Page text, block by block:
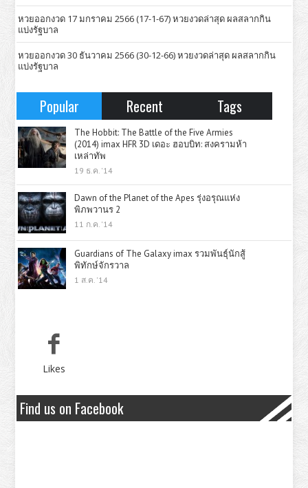
หวยออกงวด 17 มกราคม 2566 (17-1-67) หวยงวดล่าสุด ผลสลากกิน
แบ่งรัฐบาล
หวยออกงวด 30 ธันวาคม 2566 (30-12-66) หวยงวดล่าสุด ผลสลากกิน
แบ่งรัฐบาล
Popular Recent Tags
The Hobbit: The Battle of the Five Armies
(2014) imax HFR 3D เดอะ ฮอบบิท: สงครามห้า
เหล่าทัพ
19 ธ.ค. '14
Dawn of the Planet of the Apes รุ่งอรุณแห่ง
พิภพวานร 2
11 ก.ค. '14
Guardians of The Galaxy imax รวมพันธุ์นักสู้
พิทักษ์จักรวาล
1 ส.ค. '14
Likes
Find us on Facebook